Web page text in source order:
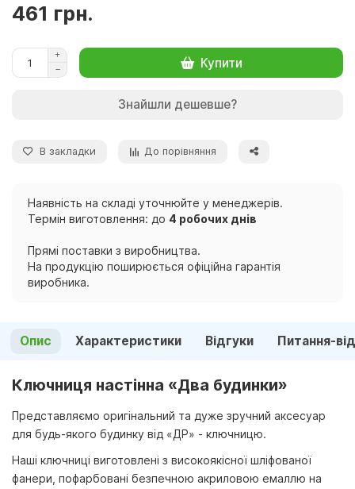
461 грн.
Купити
Знайшли дешевше?
В закладки До порівняння
Наявність на складі уточнюйте у менеджерів.
Термін виготовлення: до 4 робочих днів
Прямі поставки з виробництва.
На продукцію поширюється офіційна гарантія
виробника.
Опис Характеристики Відгуки Питання-
Ключниця настінна «Два будинки»
Представляємо оригінальний та дуже зручний аксесуар
для будь-якого будинку від «ДР» - ключницю.
Наші ключниці виготовлені з високоякісної шліфованої
фанери, пофарбовані безпечною акриловою емаллю на